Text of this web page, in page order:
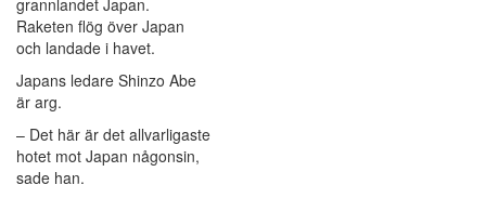
grannlandet Japan.
Raketen flög över Japan
och landade i havet.
Japans ledare Shinzo Abe
är arg.
– Det här är det allvarligaste
hotet mot Japan någonsin,
sade han.